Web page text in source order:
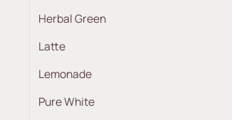
Herbal Green
Latte
Lemonade
Pure White